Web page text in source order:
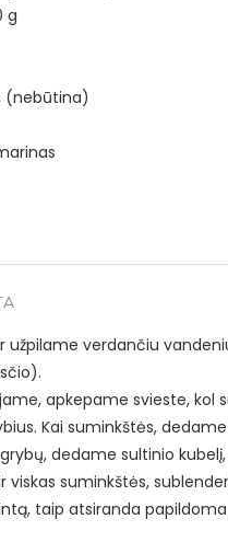
g
(nebūtina)
užpilame verdančiu
apkepame svieste, kol
Kai suminkštės,
dedame sultinio kubelį,
viskas suminkštės,
taip atsiranda